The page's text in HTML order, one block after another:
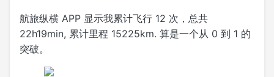
航旅纵横 APP 显示我累计飞行 12 次，总共
22h19min, 累计里程 15225km. 算是一个从 0 到 1 的
突破。